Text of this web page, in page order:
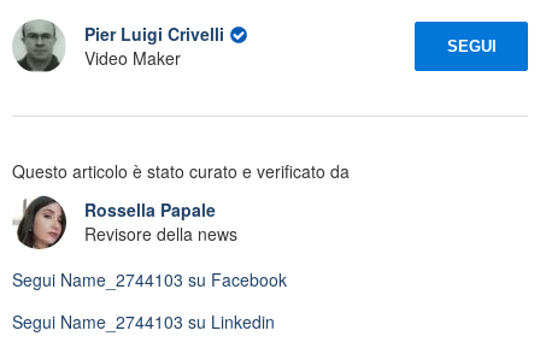
Pier Luigi Crivelli
Video Maker
SEGUI
Questo articolo è stato curato e verificato da
Rossella Papale
Revisore della news
Segui Name_2744103 su Facebook
Segui Name_2744103 su Linkedin